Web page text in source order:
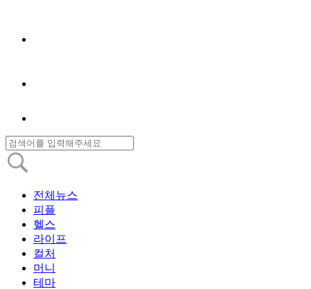
전체뉴스
피플
헬스
라이프
컬처
머니
테마